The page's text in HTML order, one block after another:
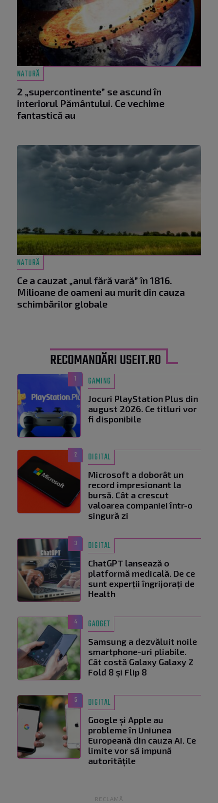
NATURĂ
2 „supercontinente” se ascund în
interiorul Pământului. Ce vechime
fantastică au
NATURĂ
Ce a cauzat „anul fără vară” în 1816.
Milioane de oameni au murit din cauza
schimbărilor globale
RECOMANDĂRI USEIT.RO
1 GAMING
Jocuri PlayStation Plus din
august 2026. Ce titluri vor
fi disponibile
2 DIGITAL
Microsoft a doborât un
record impresionant la
bursă. Cât a crescut
valoarea companiei într-o
singură zi
3 DIGITAL
ChatGPT lansează o
platformă medicală. De ce
sunt experții îngrijorați de
Health
4 GADGET
Samsung a dezvăluit noile
smartphone-uri pliabile.
Cât costă Galaxy Galaxy Z
Fold 8 și Flip 8
5 DIGITAL
Google și Apple au
probleme în Uniunea
Europeană din cauza AI. Ce
limite vor să impună
autoritățile
RECLAMĂ